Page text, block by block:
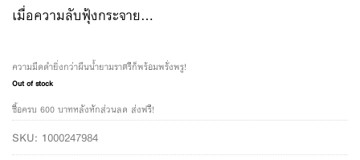
เมื่อความลับฟุ้งกระจาย…
ความมืดดำยิ่งกว่าผืนน้ำยามราตรีก็พร้อมพรั่งพรู!
Out of stock
ซื้อครบ 600 บาทหลังหักส่วนลด ส่งฟรี!
SKU: 1000247984